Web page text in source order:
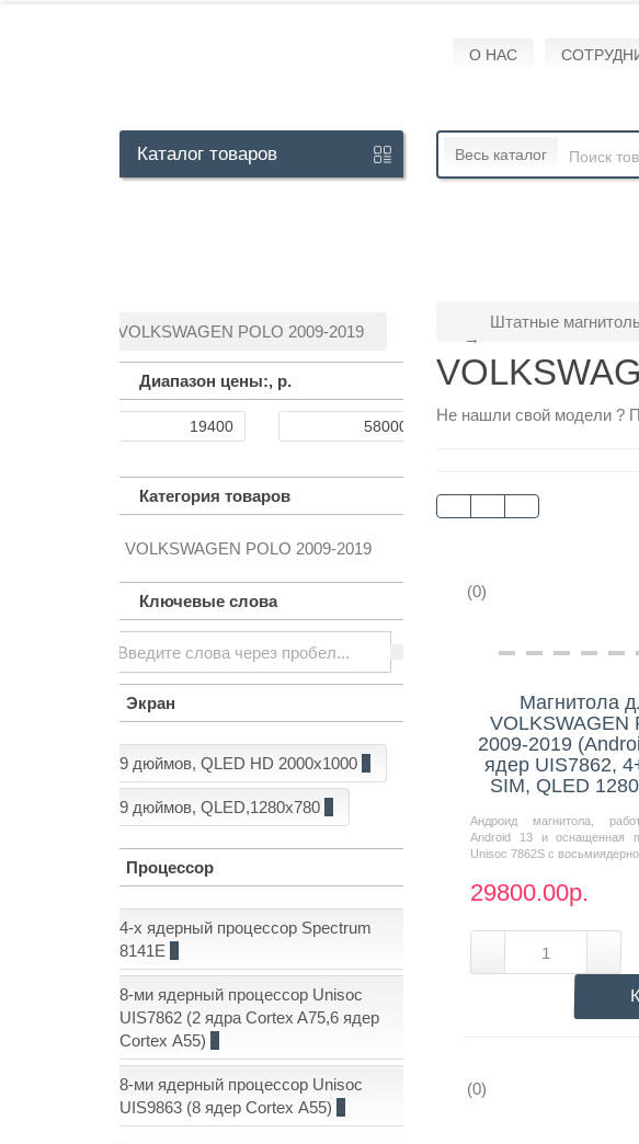
О НАС
Каталог товаров Весь каталог
VOLKSWAGEN POLO 2009-2019
Диапазон цены:, р.
Категория товаров
VOLKSWAGEN POLO 2009-2019
Ключевые слова
Экран
9 дюймов, QLED HD 2000x1000
9 дюймов, QLED,1280x780 6
Процессор
4-х ядерный процессор Spectrum
8141E 1
8-ми ядерный процессор Unisoc
UIS7862 (2 ядра Cortex A75,6 ядер
Cortex А55) 5
8-ми ядерный процессор Unisoc
UIS9863 (8 ядер Cortex А55)
Штатные
Не нашли свой модели ?
(0)
Нашли
Магнитола
VOLKSWAGEN
2009-2019
ядер UIS7862,
SIM, QLED
Андроид магнитола,
Android 13 и оснащенная
Unisoc 7862S с
29800.00р.
(0)